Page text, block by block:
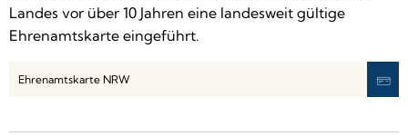
Landes vor über 10 Jahren eine landesweit gültige
Ehrenamtskarte eingeführt.
Ehrenamtskarte NRW